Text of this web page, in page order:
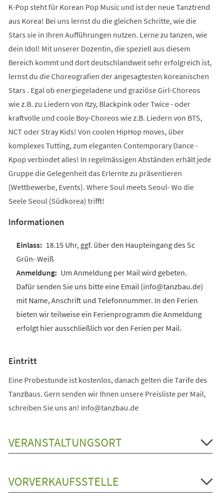
K-Pop steht für Korean Pop Music und ist der neue Tanztrend
aus Korea! Bei uns lernst du die gleichen Schritte, wie die
Stars sie in Ihren Aufführungen nutzen. Lerne zu tanzen, wie
dein Idol! Mit unserer Dozentin, die speziell aus diesem
Bereich kommt und dort deutschlandweit sehr erfolgreich ist,
lernst du die Choreografien der angesagtesten koreanischen
Stars . Egal ob energiegeladene und graziöse Girl-Choreos
wie z.B. zu Liedern von Itzy, Blackpink oder Twice - oder
kraftvolle und coole Boy-Choreos wie z.B. Liedern von BTS,
NCT oder Stray Kids! Von coolen HipHop moves, über
komplexes Tutting, zum eleganten Contemporary Dance -
Kpop verbindet alles! In regelmässigen Abständen erhält jede
Gruppe die Gelegenheit das Erlernte zu präsentieren
(Wettbewerbe, Events). Where Soul meets Seoul- Wo die
Seele Seoul (Südkorea) trifft!
Informationen
18.15 Uhr, ggf. über den Haupteingang des Sc
Grün- Weiß
Um Anmeldung per Mail wird gebeten.
Dafür senden Sie uns bitte eine Email (info@tanzbau.de)
mit Name, Anschrift und Telefonnummer. In den Ferien
bieten wir teilweise ein Ferienprogramm die Anmeldung
erfolgt hier ausschließlich vor den Ferien per Mail.
Eintritt
Eine Probestunde ist kostenlos, danach gelten die Tarife des
TanzBaus. Gern senden wir Ihnen unsere Preisliste per Mail,
schreiben Sie uns an! Info@tanzbau.de
VERANSTALTUNGSORT
VORVERKAUFSSTELLE